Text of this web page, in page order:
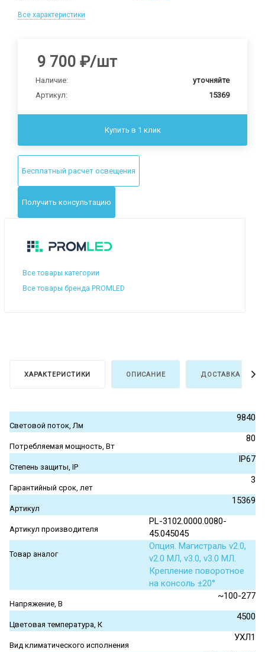
Все характеристики
9 700 ₽/шт
Наличие:
уточняйте
Артикул:
15369
Купить в 1 клик
Бесплатный расчет освещения
Получить консультацию
Все товары категории
Все товары бренда PROMLED
ХАРАКТЕРИСТИКИ ОПИСАНИЕ ДОСТАВКА И
Световой поток, Лм
9840
Потребляемая мощность, Вт
80
Степень защиты, IP
IP67
Гарантийный срок, лет
3
Артикул
15369
Артикул производителя
PL-3102.0000.0080-
45.045045
Товар аналог
Опция. Магистраль v2.0,
v2.0 МЛ, v3.0, v3.0 МЛ.
Крепление поворотное
на консоль ±20°
Напряжение, В
~100-277
Цветовая температура, К
4500
Вид климатического исполнения
УХЛ1